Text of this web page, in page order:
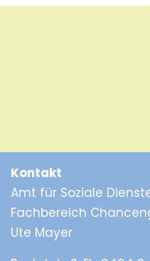
Kontakt
Amt für Soziale
Fachbereich
Ute Mayer